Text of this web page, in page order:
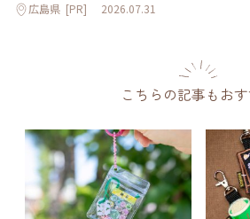
広島県 [PR] 2026.07.31
こちらの記事もお